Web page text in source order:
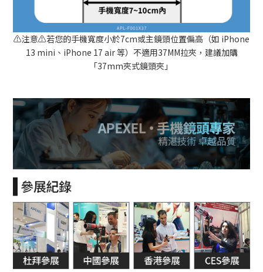
⚠️注意⚠️若您的手機寬度小於7cm或主鏡頭位置偏高（如 iPhone
13 mini、iPhone 17 air 等） 不適用37MM拉夾 ，建議加購
「37mm夾式鏡頭夾」